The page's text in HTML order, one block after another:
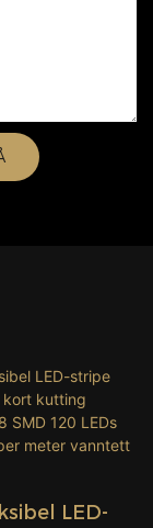
LED-